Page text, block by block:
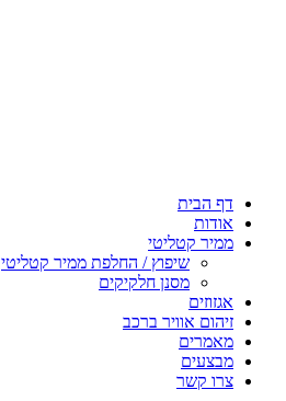
דף הבית
אודות
ממיר קטליטי
שיפוץ / החלפת ממיר קטליטי
מסנן חלקיקים
אגזוזים
זיהום אוויר ברכב
מאמרים
מבצעים
צרו קשר